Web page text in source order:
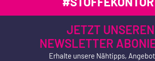
JETZT UNSEREN
NEWSLETTER
Erhalte unsere Nähtipps,